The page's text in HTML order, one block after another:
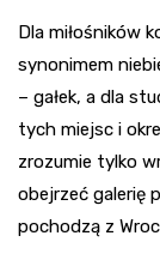
Dla miłośników
synonimem
– gałek, a dla
tych miejsc i
zrozumie tylko
obejrzeć galerię
pochodzą z